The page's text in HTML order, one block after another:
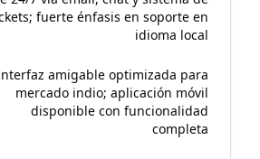
fuerte énfasis en soporte en
idioma local
amigable optimizada para
mercado indio; aplicación móvil
disponible con funcionalidad
completa